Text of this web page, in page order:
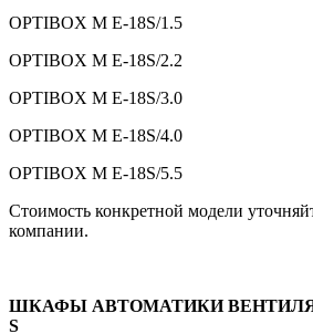
OPTIBOX M E-18S/1.5
OPTIBOX M E-18S/2.2
OPTIBOX M E-18S/3.0
OPTIBOX M E-18S/4.0
OPTIBOX M E-18S/5.5
Стоимость конкретной модели
компании.
ШКАФЫ АВТОМАТИКИ
S